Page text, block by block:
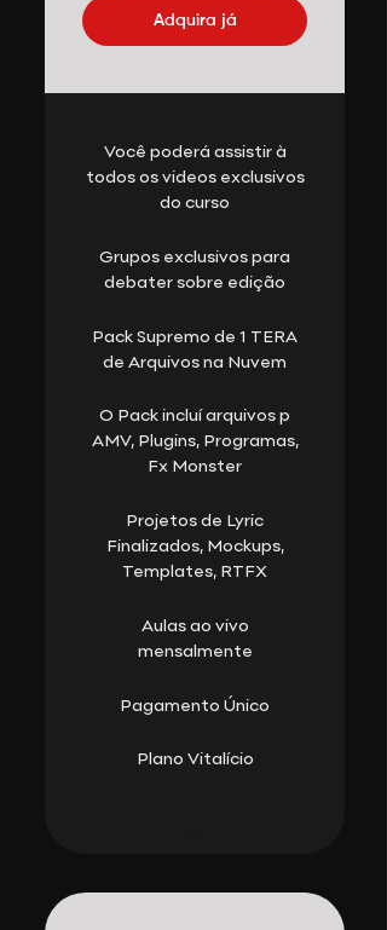
Adquira já
Você poderá assistir à
todos os videos exclusivos
do curso
Grupos exclusivos para
debater sobre edição
Pack Supremo de 1 TERA
de Arquivos na Nuvem
O Pack incluí arquivos p
AMV, Plugins, Programas,
Fx Monster
Projetos de Lyric
Finalizados, Mockups,
Templates, RTFX
Aulas ao vivo
mensalmente
Pagamento Único
Plano Vitalício